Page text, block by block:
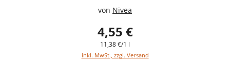
von Nivea
4,55 €
11,38 €/1 l
inkl. MwSt., zzgl. Versand